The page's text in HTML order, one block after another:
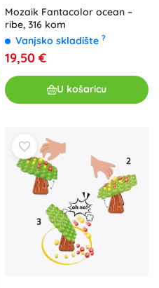
Mozaik Fantacolor ocean –
ribe, 316 kom
Vanjsko skladište ?
19,50 €
U košaricu